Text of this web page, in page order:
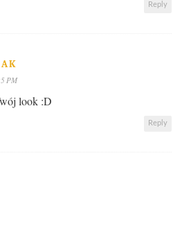
Reply
PM
look :D
Reply